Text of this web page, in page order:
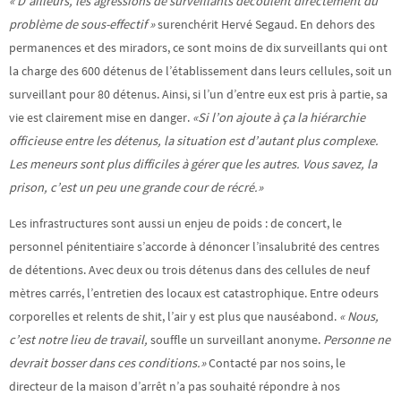
problème de sous-effectif »surenchérit Hervé Segaud. En dehors des
permanences et des miradors, ce sont moins de dix surveillants qui ont
la charge des 600 détenus de l’établissement dans leurs cellules, soit un
surveillant pour 80 détenus. Ainsi, si l’un d’entre eux est pris à partie, sa
vie est clairement mise en danger. «Si l’on ajoute à ça la hiérarchie
officieuse entre les détenus, la situation est d’autant plus complexe.
Les meneurs sont plus difficiles à gérer que les autres. Vous savez, la
prison, c’est un peu une grande cour de récré.»
Les infrastructures sont aussi un enjeu de poids : de concert, le
personnel pénitentiaire s’accorde à dénoncer l’insalubrité des centres
de détentions. Avec deux ou trois détenus dans des cellules de neuf
mètres carrés, l’entretien des locaux est catastrophique. Entre odeurs
corporelles et relents de shit, l’air y est plus que nauséabond. « Nous,
c’est notre lieu de travail, souffle un surveillant anonyme. Personne ne
devrait bosser dans ces conditions.»Contacté par nos soins, le
directeur de la maison d’arrêt n’a pas souhaité répondre à nos